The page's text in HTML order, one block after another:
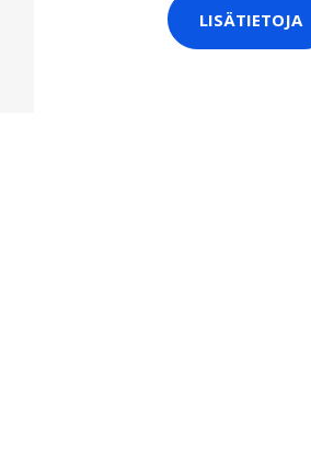
LISÄTIETOJA